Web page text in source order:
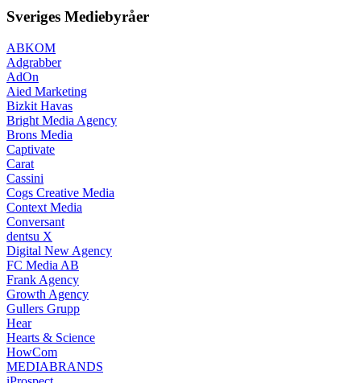
Sveriges Mediebyråer
ABKOM
Adgrabber
AdOn
Aied Marketing
Bizkit Havas
Bright Media Agency
Brons Media
Captivate
Carat
Cassini
Cogs Creative Media
Context Media
Conversant
dentsu X
Digital New Agency
FC Media AB
Frank Agency
Growth Agency
Gullers Grupp
Hear
Hearts & Science
HowCom
MEDIABRANDS